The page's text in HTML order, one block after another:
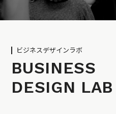
ビジネスデザインラボ
BUSINESS
DESIGN LAB